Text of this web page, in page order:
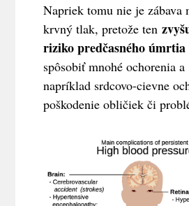
Napriek tomu nie je zábava
krvný tlak, pretože ten
riziko predčasného
spôsobiť mnohé ochorenia
napríklad srdcovo-cievne
poškodenie obličiek či